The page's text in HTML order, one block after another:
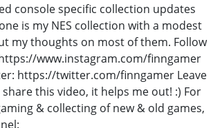
console specific collection updates
is my NES collection with a modest
my thoughts on most of them. Follow
www.instagram.com/finngamer
https://twitter.com/finngamer Leave
this video, it helps me out! :) For
& collecting of new & old games,